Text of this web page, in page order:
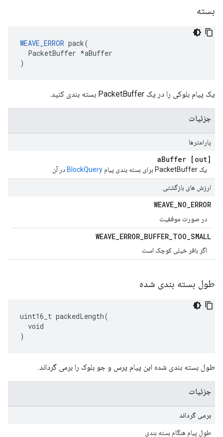
بسته
WEAVE_ERROR pack(
  PacketBuffer *aBuffer
)
یک پیام بلوکی را در یک PacketBuffer بسته بندی کنید.
جزئیات
پارامترها
[out] a
Buffer
یک PacketBuffer برای بسته بندی پیام BlockQuery در آن
ارزش های بازگشتی
WEAVE_NO_ERROR
در صورت موفقیت
WEAVE_ERROR_BUFFER_TOO_SMALL
اگر بافر خیلی کوچک است
طول بسته بندی شده
uint16_t packedLength(
  void
)
طول بسته بندی شده این پیام پرس و جو بلوک را برمی گرداند.
جزئیات
برمی گرداند
طول پیام هنگام بسته بندی